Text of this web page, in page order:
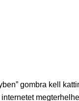
gombra kell